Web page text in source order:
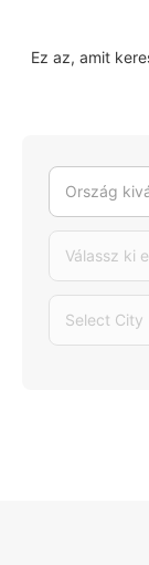
Ez az, amit
Ország
Válassz ki
Select City